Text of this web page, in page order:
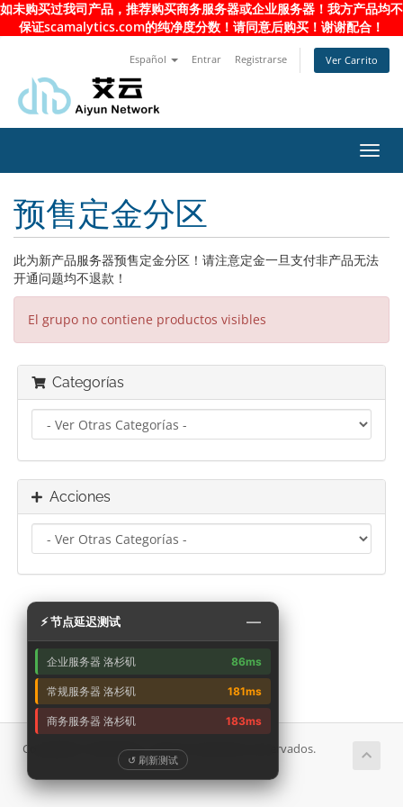
如未购买过我司产品，推荐购买商务服务器或企业服务器！我方产品均不
保证scamalytics.com的纯净度分数！请同意后购买！谢谢配合！
Español Entrar Registrarse Ver Carrito
预售定金分区
此为新产品服务器预售定金分区！请注意定金一旦支付非产品无法
开通问题均不退款！
El grupo no contiene productos visibles
Categorías
Acciones
Copyright © 2026 艾云. Todos los derechos reservados.
⚡ 节点延迟测试 —
企业服务器 洛杉矶 86ms
常规服务器 洛杉矶 181ms
商务服务器 洛杉矶 183ms
↺ 刷新测试